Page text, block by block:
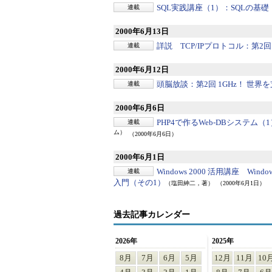
連載 SQL実践講座（1）： SQLの基礎
2000年6月13日
連載 詳説 TCP/IPプロトコル： 第2
2000年6月12日
連載 頭脳放談： 第2回 1GHz！ 世界
2000年6月6日
連載
PHP4で作るWeb-DBシステム（
ム）
（2000年6月6日）
2000年6月1日
連載
Windows 2000 活用講座
入門（その1）
（塩田紳二，著） （2000年6月1日）
過去記事カレンダー
2026年
8月 7月 6月
5月
2025年
12月 11月
10